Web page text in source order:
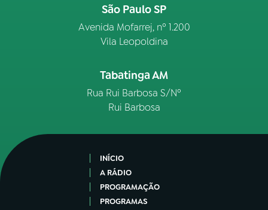
São Paulo SP
Avenida Mofarrej, nº 1.200
Vila Leopoldina
Tabatinga AM
Rua Rui Barbosa S/Nº
Rui Barbosa
INÍCIO
A RÁDIO
PROGRAMAÇÃO
PROGRAMAS